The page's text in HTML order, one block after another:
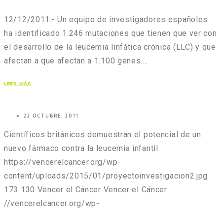
12/12/2011.- Un equipo de investigadores españoles
ha identificado 1.246 mutaciones que tienen que ver con
el desarrollo de la leucemia linfática crónica (LLC) y que
afectan a que afectan a 1.100 genes.…
LEER MÁS
22 OCTUBRE, 2011
Científicos británicos demuestran el potencial de un
nuevo fármaco contra la leucemia infantil
https://vencerelcancer.org/wp-
content/uploads/2015/01/proyectoinvestigacion2.jpg
173 130 Vencer el Cáncer Vencer el Cáncer
//vencerelcancer.org/wp-